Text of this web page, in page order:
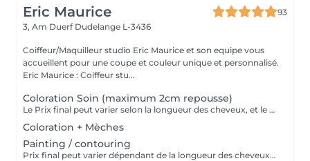
Eric Maurice
93
3, Am Duerf Dudelange L-3436
Coiffeur/Maquilleur studio Eric Maurice et son equipe vous
accueillent pour une coupe et couleur unique et personnalisé.
Eric Maurice : Coiffeur stu...
Coloration Soin (maximum 2cm repousse)
Le Prix final peut varier selon la longueur des cheveux, et le résultat souhaiter .
Coloration + Mèches
Painting / contouring
Prix final peut varier dépendant de la longueur des cheveux et de la quantité de produits finalement utilisées.